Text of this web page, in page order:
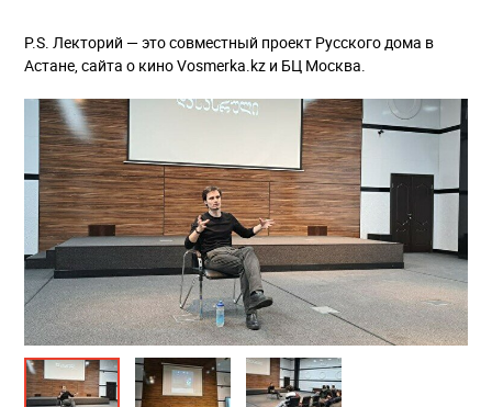
P.S. Лекторий — это совместный проект Русского дома в
Астане, сайта о кино Vosmerka.kz и БЦ Москва.